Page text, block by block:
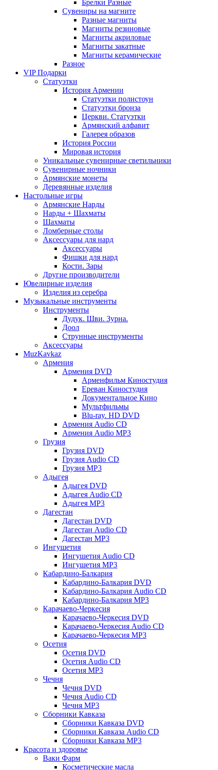
Брелки Разные
Сувениры на магните
Разные магниты
Магниты резиновые
Магниты акриловые
Магниты закатные
Магниты керамические
Разное
VIP Подарки
Статуэтки
История Армении
Статуэтки полистоун
Статуэтки бронза
Церкви. Статуэтки
Армянский алфавит
Галерея образов
История России
Мировая история
Уникальные сувенирные светильники
Сувенирные ночники
Армянские монеты
Деревянные изделия
Настольные игры
Армянские Нарды
Нарды + Шахматы
Шахматы
Ломберные столы
Аксессуары для нард
Аксессуары
Фишки для нард
Кости. Зары
Другие производители
Ювелирные изделия
Изделия из серебра
Музыкальные инструменты
Инструменты
Дудук. Шви. Зурна.
Доол
Струнные инструменты
Аксессуары
MuzKavkaz
Армения
Армения DVD
Арменфильм Киностудия
Ереван Киностудия
Документальное Кино
Мультфильмы
Blu-ray. HD DVD
Армения Audio CD
Армения Audio MP3
Грузия
Грузия DVD
Грузия Audio CD
Грузия MP3
Адыгея
Адыгея DVD
Адыгея Audio CD
Адыгея MP3
Дагестан
Дагестан DVD
Дагестан Audio CD
Дагестан MP3
Ингушетия
Ингушетия Audio CD
Ингушетия MP3
Кабардино-Балкария
Кабардино-Балкария DVD
Кабардино-Балкария Audio CD
Кабардино-Балкария MP3
Карачаево-Черкесия
Карачаево-Черкесия DVD
Карачаево-Черкесия Audio CD
Карачаево-Черкесия MP3
Осетия
Осетия DVD
Осетия Audio CD
Осетия MP3
Чечня
Чечня DVD
Чечня Audio CD
Чечня MP3
Сборники Кавказа
Сборники Кавказа DVD
Сборники Кавказа Audio CD
Сборники Кавказа MP3
Красота и здоровье
Ваки Фарм
Косметические масла